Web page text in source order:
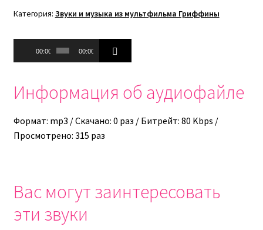
Категория: Звуки и музыка из мультфильма Гриффины
Аудиоплеер
00:00 00:00
Информация об аудиофайле
Формат: mp3 / Скачано: 0 раз / Битрейт: 80 Kbps /
Просмотрено: 315 раз
Вас могут заинтересовать
эти звуки